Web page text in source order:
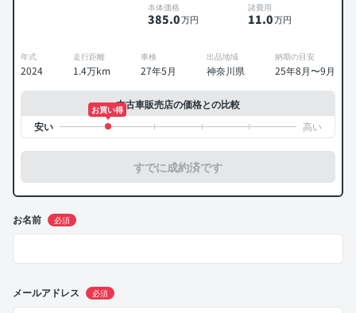
本体価格
385.0万円
諸費用
11.0万円
年式
2024
走行距離
1.4万km
車検
27年5月
出品地域
神奈川県
納期の目安
25年8月〜9月
中古車販売店の価格との比較
お買い得
すでに成約済です
お名前 必須
メールアドレス 必須